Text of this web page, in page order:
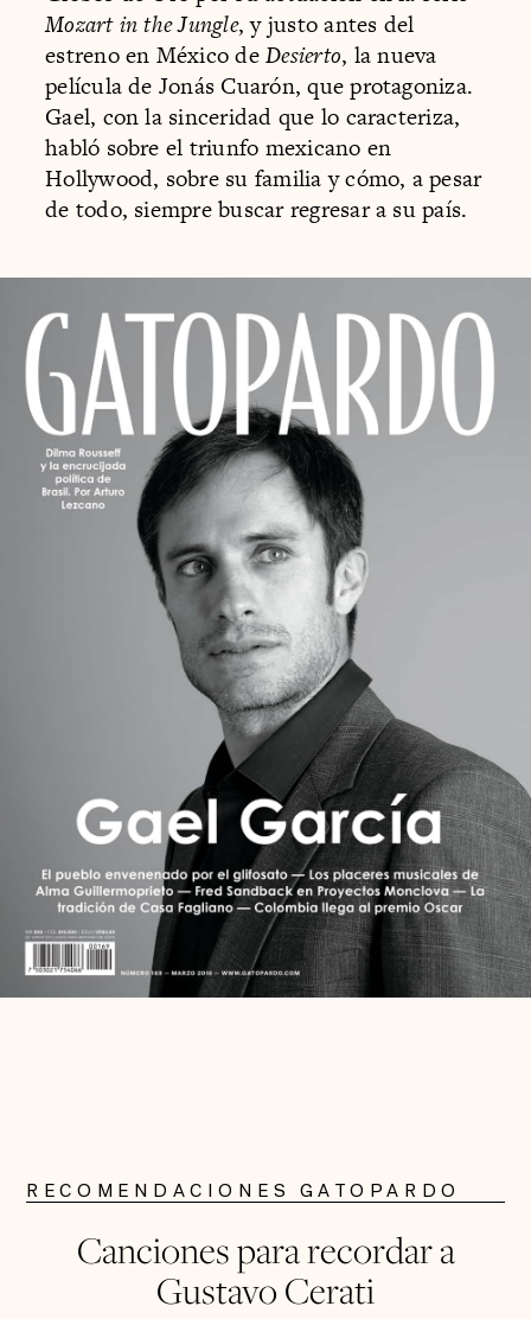
Mozart in the Jungle, y justo antes del
estreno en México deDesierto, la nueva
película de Jonás Cuarón, que protagoniza.
Gael, con la sinceridad que lo caracteriza,
habló sobre el triunfo mexicano en
Hollywood, sobre su familia y cómo, a pesar
de todo, siempre buscar regresar a su país.
RECOMENDACIONES GATOPARDO
Canciones para recordar a
Gustavo Cerati